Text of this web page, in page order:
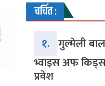
चर्चित :
१. गुल्मेली
भ्वाइस अफ
प्रवेश